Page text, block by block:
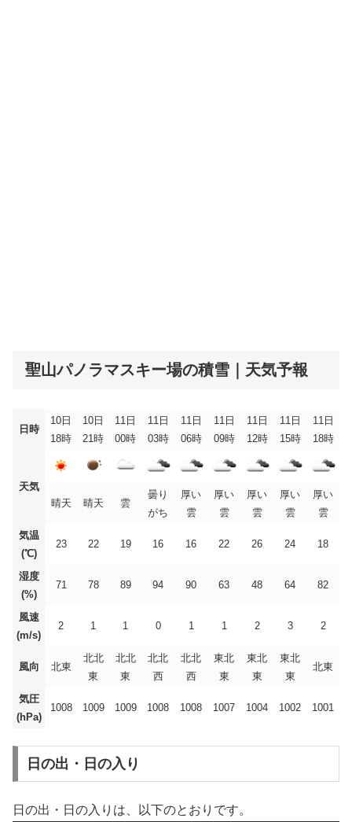
聖山パノラマスキー場の積雪｜天気予報
日時
10日
18時
10日
21時
11日
00時
11日
03時
11日
06時
11日
09時
11日
12時
11日
15時
11日
18時
天気
晴天
晴天 雲
曇り
がち
厚い
雲
厚い
雲
厚い
雲
厚い
雲
厚い
雲
気温
(℃)
23 22 19 16 16 22 26 24 18
湿度
(%)
71 78 89 94 90 63 48 64 82
風速
(m/s)
2 1 1 0 1 1 2 3 2
風向 北東
北北
東
北北
東
北北
西
北北
西
東北
東
東北
東
東北
東
北東
気圧
(hPa)
1008 1009 1009 1008 1008 1007 1004 1002 1001
日の出・日の入り
日の出・日の入りは、以下のとおりです。